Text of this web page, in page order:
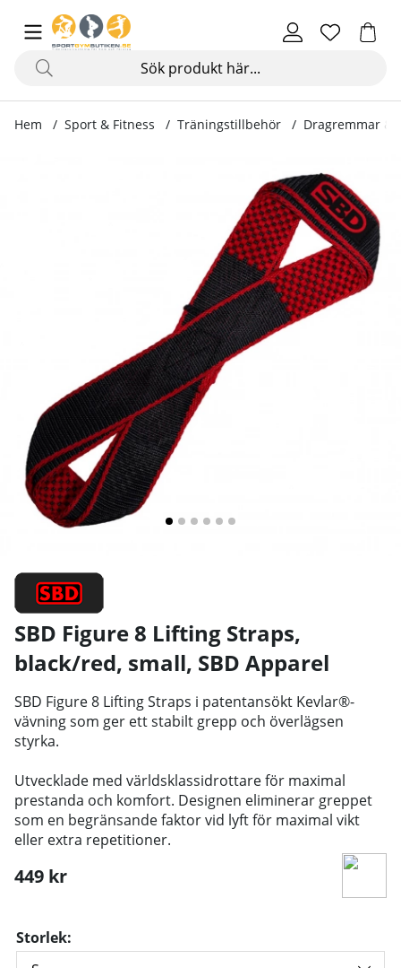
Hem Sport & Fitness Träningstillbehör Dragremmar &
SBD Figure 8 Lifting Straps,
black/red, small, SBD Apparel
SBD Figure 8 Lifting Straps i patentansökt Kevlar®-
vävning som ger ett stabilt grepp och överlägsen
styrka.
Utvecklade med världsklassidrottareför maximal
prestanda och komfort. Designen eliminerar greppet
som en begränsande faktor vid lyft för maximal vikt
eller extra repetitioner.
449 kr
Storlek: